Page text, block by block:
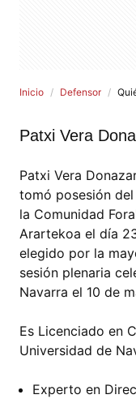
Inicio Defensor
Patxi Vera
Patxi Vera
tomó posesión
la Comunidad
Arartekoa el día
elegido por la
sesión plenaria
Navarra el 10 de
Es Licenciado en
Universidad de
Experto en